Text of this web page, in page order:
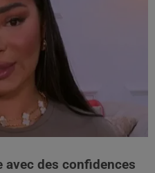
avec des confidences